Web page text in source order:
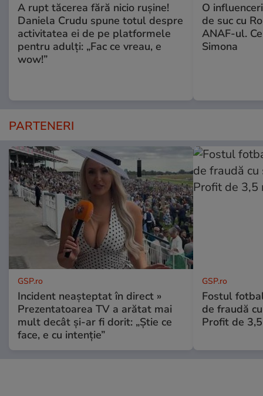
A rupt tăcerea fără nicio rușine!
Daniela Crudu spune totul despre
activitatea ei de pe platformele
pentru adulți: „Fac ce vreau, e
wow!”
O
de suc cu
ANAF-ul.
Simona
PARTENERI
GSP.ro
Incident neașteptat în direct »
Prezentatoarea TV a arătat mai
mult decât și-ar fi dorit: „Știe ce
face, e cu intenție”
GSP.ro
Fostul
de fraudă
Profit de